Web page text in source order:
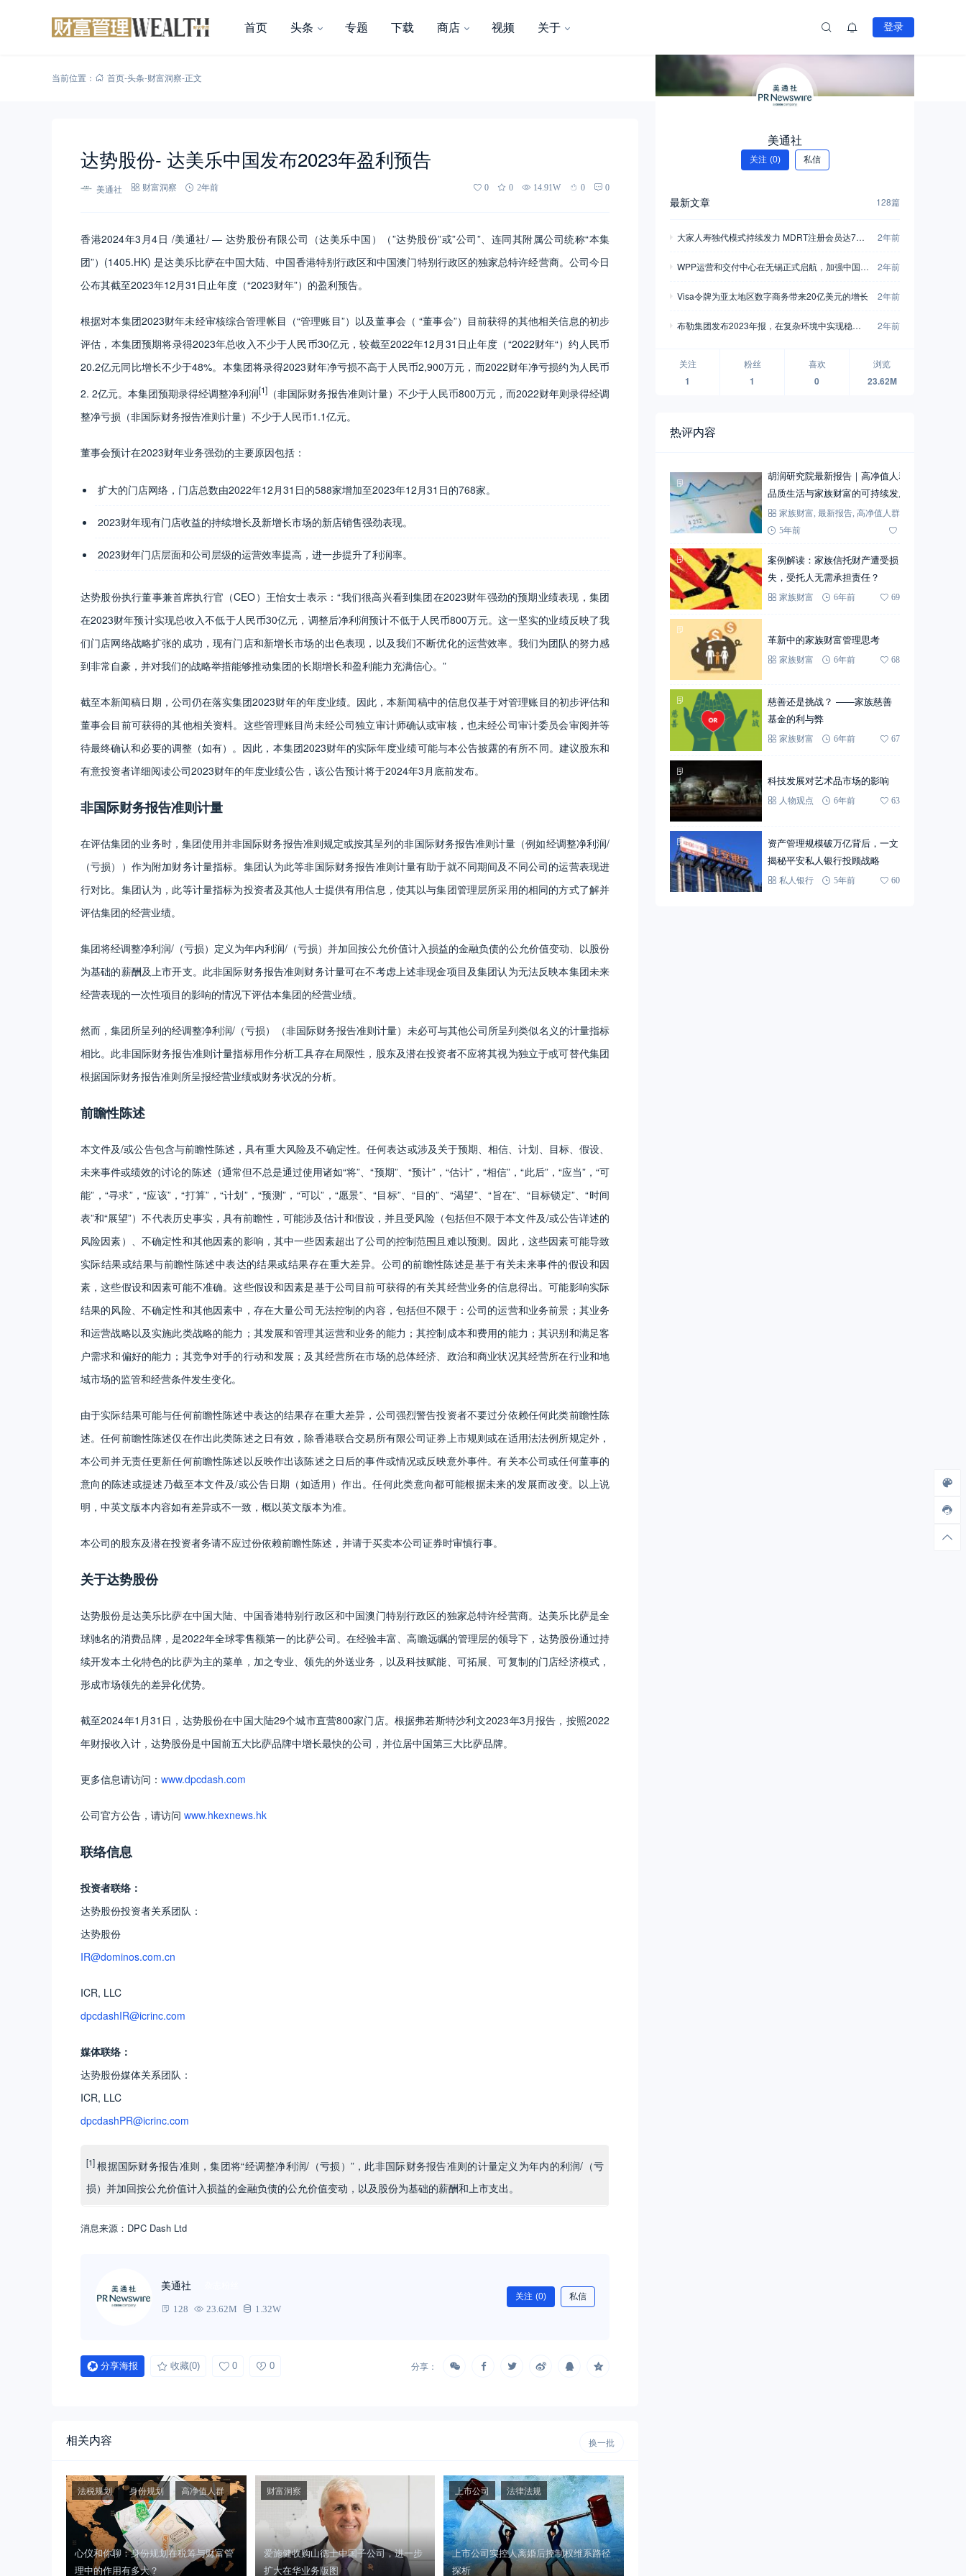
首页 头条 专题 下载 商店 视频 关于 登录
当前位置： 首页-头条-财富洞察-正文
达势股份- 达美乐中国发布2023年盈利预告
美通社 财富洞察 2年前 0 0 14.91W 0 0
香港2024年3月4日 /美通社/ — 达势股份有限公司（达美乐中国）（”达势股份”或”公司”、连同其附属公司统称“本集
团”）(1405.HK) 是达美乐比萨在中国大陆、中国香港特别行政区和中国澳门特别行政区的独家总特许经营商。公司今日
公布其截至2023年12月31日止年度（“2023财年”）的盈利预告。
根据对本集团2023财年未经审核综合管理帐目（“管理账目”）以及董事会（ “董事会”）目前获得的其他相关信息的初步
评估，本集团预期将录得2023年总收入不少于人民币30亿元，较截至2022年12月31日止年度（“2022财年“）约人民币
20.2亿元同比增长不少于48%。本集团将录得2023财年净亏损不高于人民币2,900万元，而2022财年净亏损约为人民币
2. 2亿元。本集团预期录得经调整净利润[1] （非国际财务报告准则计量）不少于人民币800万元，而2022财年则录得经调
整净亏损（非国际财务报告准则计量）不少于人民币1.1亿元。
董事会预计在2023财年业务强劲的主要原因包括：
扩大的门店网络，门店总数由2022年12月31日的588家增加至2023年12月31日的768家。
2023财年现有门店收益的持续增长及新增长市场的新店销售强劲表现。
2023财年门店层面和公司层级的运营效率提高，进一步提升了利润率。
达势股份执行董事兼首席执行官（CEO）王怡女士表示：“我们很高兴看到集团在2023财年强劲的预期业绩表现，集团
在2023财年预计实现总收入不低于人民币30亿元，调整后净利润预计不低于人民币800万元。这一坚实的业绩反映了我
们门店网络战略扩张的成功，现有门店和新增长市场的出色表现，以及我们不断优化的运营效率。我们为团队的努力感
到非常自豪，并对我们的战略举措能够推动集团的长期增长和盈利能力充满信心。”
截至本新闻稿日期，公司仍在落实集团2023财年的年度业绩。因此，本新闻稿中的信息仅基于对管理账目的初步评估和
董事会目前可获得的其他相关资料。这些管理账目尚未经公司独立审计师确认或审核，也未经公司审计委员会审阅并等
待最终确认和必要的调整（如有）。因此，本集团2023财年的实际年度业绩可能与本公告披露的有所不同。建议股东和
有意投资者详细阅读公司2023财年的年度业绩公告，该公告预计将于2024年3月底前发布。
非国际财务报告准则计量
在评估集团的业务时，集团使用并非国际财务报告准则规定或按其呈列的非国际财务报告准则计量（例如经调整净利润/
（亏损））作为附加财务计量指标。集团认为此等非国际财务报告准则计量有助于就不同期间及不同公司的运营表现进
行对比。集团认为，此等计量指标为投资者及其他人士提供有用信息，使其以与集团管理层所采用的相同的方式了解并
评估集团的经营业绩。
集团将经调整净利润/（亏损）定义为年内利润/（亏损）并加回按公允价值计入损益的金融负债的公允价值变动、以股份
为基础的薪酬及上市开支。此非国际财务报告准则财务计量可在不考虑上述非现金项目及集团认为无法反映本集团未来
经营表现的一次性项目的影响的情况下评估本集团的经营业绩。
然而，集团所呈列的经调整净利润/（亏损）（非国际财务报告准则计量）未必可与其他公司所呈列类似名义的计量指标
相比。此非国际财务报告准则计量指标用作分析工具存在局限性，股东及潜在投资者不应将其视为独立于或可替代集团
根据国际财务报告准则所呈报经营业绩或财务状况的分析。
前瞻性陈述
本文件及/或公告包含与前瞻性陈述，具有重大风险及不确定性。任何表达或涉及关于预期、相信、计划、目标、假设、
未来事件或绩效的讨论的陈述（通常但不总是通过使用诸如“将”、“预期”、“预计”，“估计”，“相信”，“此后”，“应当”，“可
能”，“寻求”，“应该”，“打算”，“计划”，“预测”，“可以”，“愿景”、“目标”、“目的”、“渴望”、“旨在”、“目标锁定”、“时间
表”和“展望”）不代表历史事实，具有前瞻性，可能涉及估计和假设，并且受风险（包括但不限于本文件及/或公告详述的
风险因素）、不确定性和其他因素的影响，其中一些因素超出了公司的控制范围且难以预测。因此，这些因素可能导致
实际结果或结果与前瞻性陈述中表达的结果或结果存在重大差异。公司的前瞻性陈述是基于有关未来事件的假设和因
素，这些假设和因素可能不准确。这些假设和因素是基于公司目前可获得的有关其经营业务的信息得出。可能影响实际
结果的风险、不确定性和其他因素中，存在大量公司无法控制的内容，包括但不限于：公司的运营和业务前景；其业务
和运营战略以及实施此类战略的能力；其发展和管理其运营和业务的能力；其控制成本和费用的能力；其识别和满足客
户需求和偏好的能力；其竞争对手的行动和发展；及其经营所在市场的总体经济、政治和商业状况其经营所在行业和地
域市场的监管和经营条件发生变化。
由于实际结果可能与任何前瞻性陈述中表达的结果存在重大差异，公司强烈警告投资者不要过分依赖任何此类前瞻性陈
述。任何前瞻性陈述仅在作出此类陈述之日有效，除香港联合交易所有限公司证券上市规则或在适用法法例所规定外，
本公司并无责任更新任何前瞻性陈述以反映作出该陈述之日后的事件或情况或反映意外事件。有关本公司或任何董事的
意向的陈述或提述乃截至本文件及/或公告日期（如适用）作出。任何此类意向都可能根据未来的发展而改变。以上说
明，中英文版本内容如有差异或不一致，概以英文版本为准。
本公司的股东及潜在投资者务请不应过份依赖前瞻性陈述，并请于买卖本公司证券时审慎行事。
关于达势股份
达势股份是达美乐比萨在中国大陆、中国香港特别行政区和中国澳门特别行政区的独家总特许经营商。达美乐比萨是全
球驰名的消费品牌，是2022年全球零售额第一的比萨公司。在经验丰富、高瞻远瞩的管理层的领导下，达势股份通过持
续开发本土化特色的比萨为主的菜单，加之专业、领先的外送业务，以及科技赋能、可拓展、可复制的门店经济模式，
形成市场领先的差异化优势。
截至2024年1月31日，达势股份在中国大陆29个城市直营800家门店。根据弗若斯特沙利文2023年3月报告，按照2022
年财报收入计，达势股份是中国前五大比萨品牌中增长最快的公司，并位居中国第三大比萨品牌。
更多信息请访问： www.dpcdash.com
公司官方公告，请访问 www.hkexnews.hk
联络信息
投资者联络：
达势股份投资者关系团队：
达势股份
IR@dominos.com.cn
ICR, LLC
dpcdashIR@icrinc.com
媒体联络：
达势股份媒体关系团队：
ICR, LLC
dpcdashPR@icrinc.com
[1]根据国际财务报告准则，集团将“经调整净利润/（亏损）”，此非国际财务报告准则的计量定义为年内的利润/（亏
损）并加回按公允价值计入损益的金融负债的公允价值变动，以及股份为基础的薪酬和上市支出。
消息来源：DPC Dash Ltd
美通社
128 23.62M 1.32W
关注 (0) 私信
分享海报 收藏(0) 0 0 分享：
相关内容 换一批
心仪和你聊：身份规划在税筹与财富管
理中的作用有多大？
法税规划 身份规划 高净值人群
爱施健收购山德士中国子公司，进一步
扩大在华业务版图
财富洞察
上市公司实控人离婚后控制权维系路径
探析
上市公司 法律法规
杂志粉丝
美通社
关注 (0) 私信
最新文章 128篇
大家人寿独代模式持续发力 MDRT注册会员达733
2年前
WPP运营和交付中心在无锡正式启航，加强中国市
2年前
Visa令牌为亚太地区数字商务带来20亿美元的增长 2年前
布勒集团发布2023年报，在复杂环境中实现稳定
2年前
关注
1
粉丝
1
喜欢
0
浏览
23.62M
热评内容
胡润研究院最新报告｜高净值人群
品质生活与家族财富的可持续发展
家族财富 最新报告 高净值人群
5年前
案例解读：家族信托财产遭受损
失，受托人无需承担责任？
家族财富 6年前 69
革新中的家族财富管理思考
家族财富 6年前 68
慈善还是挑战？ ——家族慈善
基金的利与弊
家族财富 6年前 67
科技发展对艺术品市场的影响
人物观点 6年前 63
资产管理规模破万亿背后，一文
揭秘平安私人银行投顾战略
私人银行 5年前 60